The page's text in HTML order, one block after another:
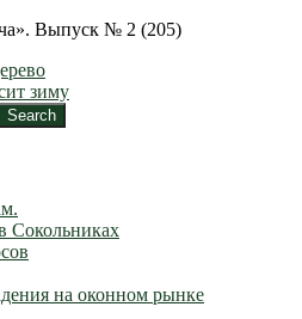
Выпуск № 2 (205)
зиму
Сокольниках
на оконном рынке